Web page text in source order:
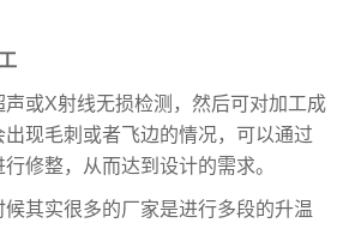
X射线无损检测，然后可对加工成
现毛刺或者飞边的情况，可以通过
修整，从而达到设计的需求。
实很多的厂家是进行多段的升温